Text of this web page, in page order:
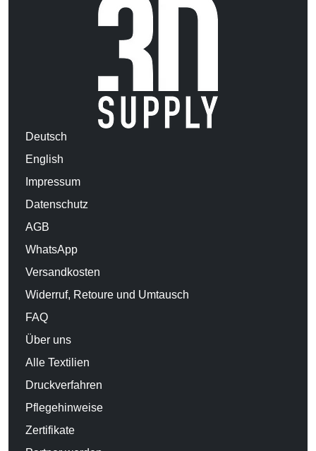
Deutsch
English
Impressum
Datenschutz
AGB
WhatsApp
Versandkosten
Widerruf, Retoure und Umtausch
FAQ
Über uns
Alle Textilien
Druckverfahren
Pflegehinweise
Zertifikate